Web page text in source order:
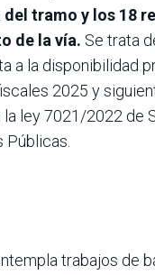
tramo y los 18
de la vía. Se trata
a la disponibilidad
2025 y
ley 7021/2022 de
Públicas.
trabajos de